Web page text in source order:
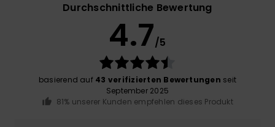
Durchschnittliche Bewertung
4.7/5
basierend auf 43 verifizierten Bewertungen seit
September 2025
81% unserer Kunden empfehlen dieses Produkt